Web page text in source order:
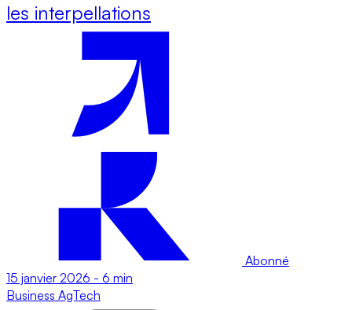
les interpellations
Abonné
15 janvier 2026 - 6 min
Business AgTech